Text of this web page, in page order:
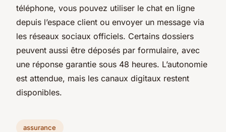
téléphone, vous pouvez utiliser le chat en ligne
depuis l’espace client ou envoyer un message via
les réseaux sociaux officiels. Certains dossiers
peuvent aussi être déposés par formulaire, avec
une réponse garantie sous 48 heures. L’autonomie
est attendue, mais les canaux digitaux restent
disponibles.
assurance